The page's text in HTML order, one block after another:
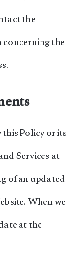
the
the
Policy or its
Services at
of an updated
When we
at the